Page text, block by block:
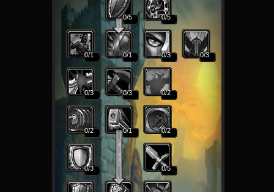
0/5 0/5
0/1 0/1 0/3 0/3
0/3 0/3 0/2
0/2 0/1 0/2
0/3 0/5